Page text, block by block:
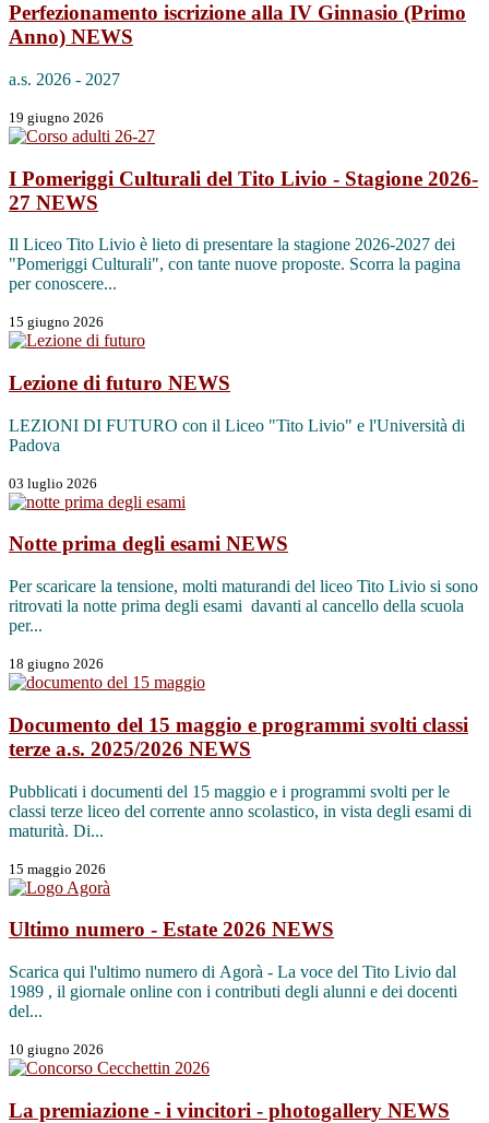
Perfezionamento iscrizione alla IV Ginnasio (Primo
Anno) NEWS
a.s. 2026 - 2027
19 giugno 2026
I Pomeriggi Culturali del Tito Livio - Stagione 2026-
27 NEWS
Il Liceo Tito Livio è lieto di presentare la stagione 2026-2027 dei
"Pomeriggi Culturali", con tante nuove proposte. Scorra la pagina
per conoscere...
15 giugno 2026
Lezione di futuro NEWS
LEZIONI DI FUTURO con il Liceo "Tito Livio" e l'Università di
Padova
03 luglio 2026
Notte prima degli esami NEWS
Per scaricare la tensione, molti maturandi del liceo Tito Livio si sono
ritrovati la notte prima degli esami davanti al cancello della scuola
per...
18 giugno 2026
Documento del 15 maggio e programmi svolti classi
terze a.s. 2025/2026 NEWS
Pubblicati i documenti del 15 maggio e i programmi svolti per le
classi terze liceo del corrente anno scolastico, in vista degli esami di
maturità. Di...
15 maggio 2026
Ultimo numero - Estate 2026 NEWS
Scarica qui l'ultimo numero di Agorà - La voce del Tito Livio dal
1989 , il giornale online con i contributi degli alunni e dei docenti
del...
10 giugno 2026
La premiazione - i vincitori - photogallery NEWS